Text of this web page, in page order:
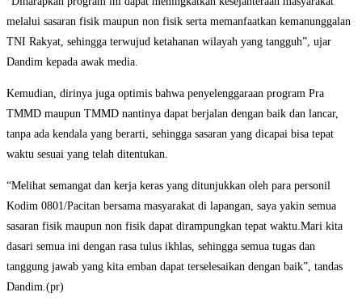
melalui sasaran fisik maupun non fisik serta memanfaatkan kemanunggalan
TNI Rakyat, sehingga terwujud ketahanan wilayah yang tangguh”, ujar
Dandim kepada awak media.
Kemudian, dirinya juga optimis bahwa penyelenggaraan program Pra
TMMD maupun TMMD nantinya dapat berjalan dengan baik dan lancar,
tanpa ada kendala yang berarti, sehingga sasaran yang dicapai bisa tepat
waktu sesuai yang telah ditentukan.
“Melihat semangat dan kerja keras yang ditunjukkan oleh para personil
Kodim 0801/Pacitan bersama masyarakat di lapangan, saya yakin semua
sasaran fisik maupun non fisik dapat dirampungkan tepat waktu.Mari kita
dasari semua ini dengan rasa tulus ikhlas, sehingga semua tugas dan
tanggung jawab yang kita emban dapat terselesaikan dengan baik”, tandas
Dandim.(pr)